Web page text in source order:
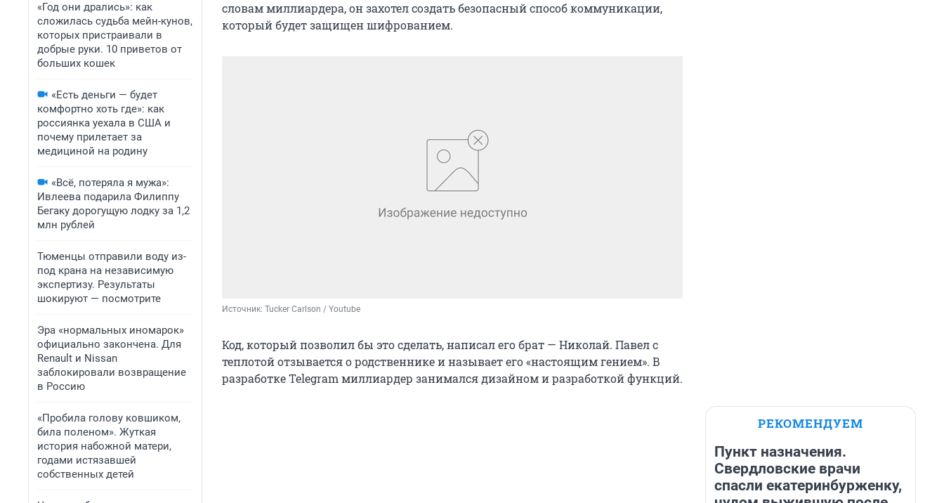
«Год они дрались»: как
сложилась судьба мейн-кунов,
которых пристраивали в
добрые руки. 10 приветов от
больших кошек
«Есть деньги — будет
комфортно хоть где»: как
россиянка уехала в США и
почему прилетает за
медициной на родину
«Всё, потеряла я мужа»:
Ивлеева подарила Филиппу
Бегаку дорогущую лодку за 1,2
млн рублей
Тюменцы отправили воду из-
под крана на независимую
экспертизу. Результаты
шокируют — посмотрите
Эра «нормальных иномарок»
официально закончена. Для
Renault и Nissan
заблокировали возвращение
в Россию
«Пробила голову ковшиком,
била поленом». Жуткая
история набожной матери,
годами истязавшей
собственных детей
словам миллиардера, он захотел создать безопасный способ коммуникации,
который будет защищен шифрованием.
Источник: Tucker Carlson / Youtube
Код, который позволил бы это сделать, написал его брат — Николай. Павел с
теплотой отзывается о родственнике и называет его «настоящим гением». В
разработке Telegram миллиардер занимался дизайном и разработкой функций.
РЕКОМЕНДУЕМ
Пункт назначения.
Свердловские врачи
спасли екатеринбурженку,